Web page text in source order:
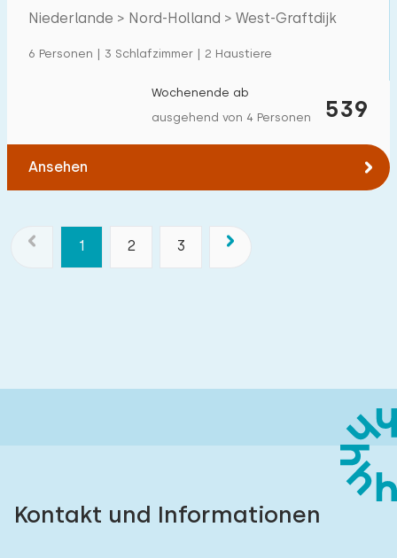
Nordholland
Niederlande > Nord-Holland > West-Graftdijk
6 Personen | 3 Schlafzimmer | 2 Haustiere
539
Wochenende ab
ausgehend von 4 Personen
Ansehen
1 2 3
Kontakt und Informationen